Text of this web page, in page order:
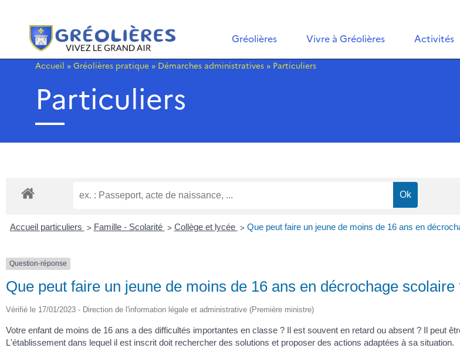
Gréolières Vivre à Gréolières Activités
Accueil » Gréolières pratique » Démarches administratives » Particuliers
Particuliers
Accueil particuliers > Famille - Scolarité > Collège et lycée > Que peut faire un jeune de moins de 16 ans en
Question-réponse
Que peut faire un jeune de moins de 16 ans en décrochage scolaire
Vérifié le 17/01/2023 - Direction de l'information légale et administrative (Première ministre)
Votre enfant de moins de 16 ans a des difficultés importantes en classe ? Il est souvent en retard ou absent ? Il peut
L'établissement dans lequel il est inscrit doit rechercher des solutions et proposer des actions adaptées à sa situation.